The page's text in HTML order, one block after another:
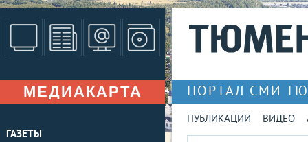
МЕДИАКАРТА
ГАЗЕТЫ
ПОРТАЛ СМИ
ПУБЛИКАЦИИ ВИДЕО